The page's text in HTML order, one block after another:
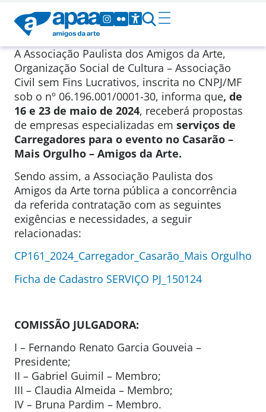
A Associação Paulista dos Amigos da Arte,
Organização Social de Cultura – Associação
Civil sem Fins Lucrativos, inscrita no CNPJ/MF
sob o nº 06.196.001/0001-30, informa que, de
16 e 23 de maio de 2024, receberá propostas
de empresas especializadas em serviços de
Carregadores para o evento no Casarão –
Mais Orgulho – Amigos da Arte.
Sendo assim, a Associação Paulista dos
Amigos da Arte torna pública a concorrência
da referida contratação com as seguintes
exigências e necessidades, a seguir
relacionadas:
CP161_2024_Carregador_Casarão_Mais Orgulho
Ficha de Cadastro SERVIÇO PJ_150124
COMISSÃO JULGADORA:
I – Fernando Renato Garcia Gouveia –
Presidente;
II – Gabriel Guimil – Membro;
III – Claudia Almeida – Membro;
IV – Bruna Pardim – Membro.